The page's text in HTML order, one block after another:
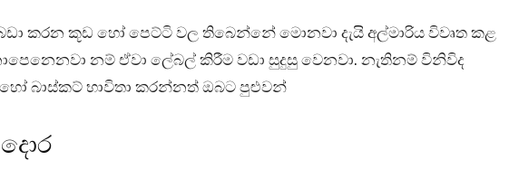
කරන කූඩ හෝ පෙට්ටි වල තිබෙන්නේ මොනවා දැයි අල්මාරිය විවෘත කළ
නම් ඒවා ලේබල් කිරීම වඩා සුදුසු වෙනවා. නැතිනම් විනිවිද
බාස්කට් භාවිතා කරන්නත් ඔබට පුළුවන්